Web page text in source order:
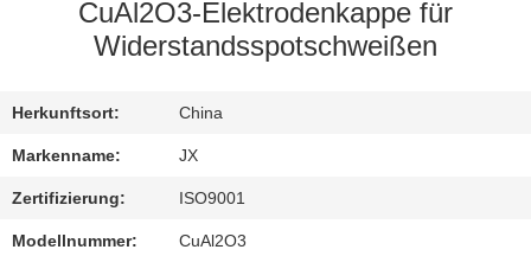
TRETEN
MIT
UNS
IN
VERBINDUNG
CuAl2O3-Elektrodenkappe für
Widerstandsspotschweißen
Herkunftsort: China
Markenname: JX
Zertifizierung: ISO9001
Modellnummer: CuAl2O3